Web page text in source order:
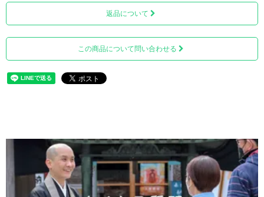
返品について
この商品について問い合わせる